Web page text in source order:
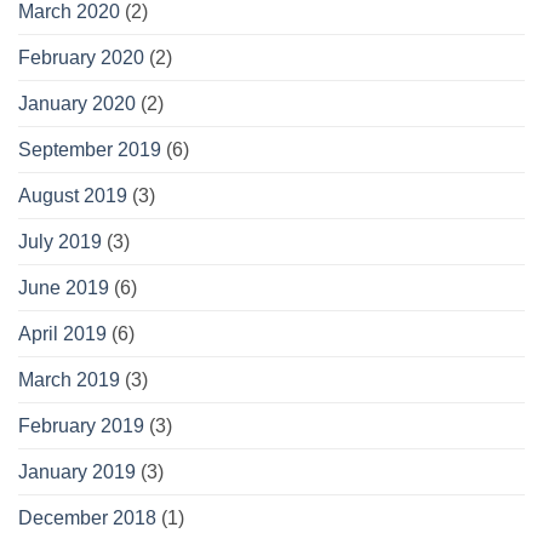
March 2020 (2)
February 2020 (2)
January 2020 (2)
September 2019 (6)
August 2019 (3)
July 2019 (3)
June 2019 (6)
April 2019 (6)
March 2019 (3)
February 2019 (3)
January 2019 (3)
December 2018 (1)